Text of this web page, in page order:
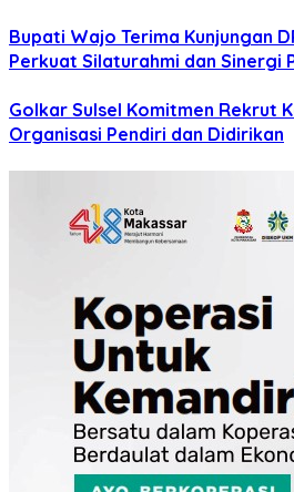
Bupati Wajo Terima Kunjungan
Perkuat Silaturahmi dan Sinergi
Golkar Sulsel Komitmen Rekrut
Organisasi Pendiri dan Didirikan